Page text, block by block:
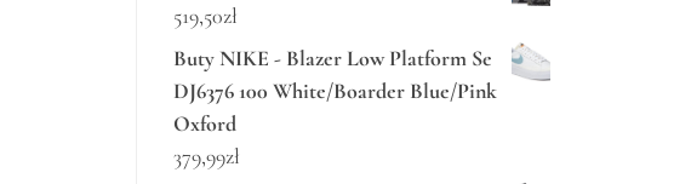
519,50zł
Buty NIKE - Blazer Low Platform Se
DJ6376 100 White/Boarder Blue/Pink
Oxford
379,99zł